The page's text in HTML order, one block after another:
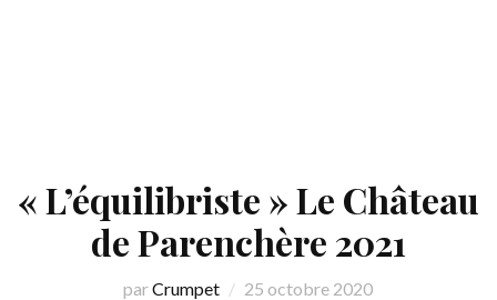
« L’équilibriste » Le Château
de Parenchère 2021
parCrumpet 25 octobre 2020